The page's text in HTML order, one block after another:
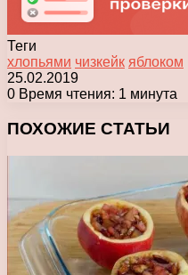
Теги
хлопьями чизкейк яблоком
25.02.2019
0 Время чтения: 1 минута
ПОХОЖИЕ СТАТЬИ